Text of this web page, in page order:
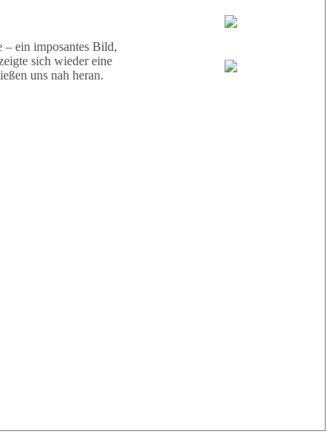
ein imposantes Bild,
sich wieder eine
uns nah heran.